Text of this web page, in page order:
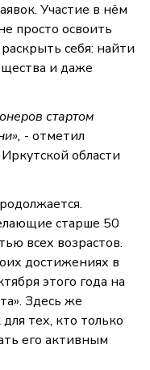
Участие в нём
просто освоить
себя: найти
и даже
стартом
- отметил
области
старше 50
всех возрастов.
достижениях в
этого года на
Здесь же
тех, кто только
его активным